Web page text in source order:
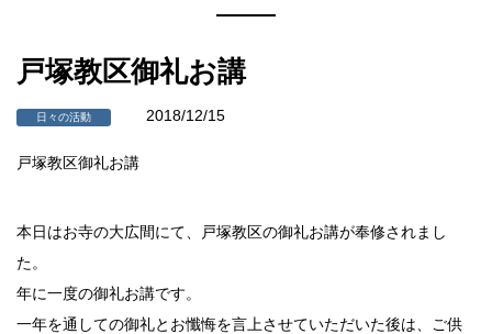
戸塚教区御礼お講
日々の活動 2018/12/15
戸塚教区御礼お講
本日はお寺の大広間にて、戸塚教区の御礼お講が奉修されまし
た。
年に一度の御礼お講です。
一年を通しての御礼とお懺悔を言上させていただいた後は、ご供